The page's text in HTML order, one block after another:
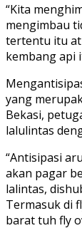
“Kita
mengimbau
tertentu itu
kembang api
yang
Bekasi,
lalulintas
“Antisipasi
akan pagar
lalintas,
Termasuk di
barat tuh fly